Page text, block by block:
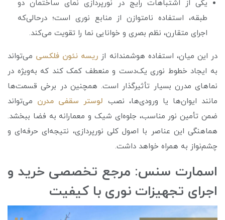
یکی از اشتباهات رایج در نورپردازی نمای ساختمان دو
طبقه، استفاده نامتوازن از منابع نوری است؛ درحالی‌که
اجرای متقارن، نظم بصری و خوانایی نما را تقویت می‌کند.
در این میان، استفاده هوشمندانه از ريسه نئون فلکسی می‌تواند
به ایجاد خطوط نوری یک‌دست و منعطف کمک کند که به‌ویژه در
نماهای مدرن بسیار تأثیرگذار است. همچنین در برخی قسمت‌ها
مانند ایوان‌ها یا ورودی‌ها، نصب لوستر سقفی مدرن می‌تواند
ضمن تأمین نور مناسب، جلوه‌ای شیک و معمارانه به فضا ببخشد.
هماهنگی این عناصر با اصول کلی نورپردازی، نتیجه‌ای حرفه‌ای و
چشم‌نواز به همراه خواهد داشت.
اسمارت سنس: مرجع تخصصی خرید و
اجرای تجهیزات نوری با کیفیت